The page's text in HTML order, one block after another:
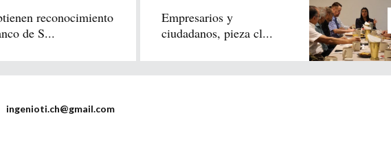
reconocimiento
de S...
Empresarios y
ciudadanos, pieza cl...
ingenioti.ch@gmail.com